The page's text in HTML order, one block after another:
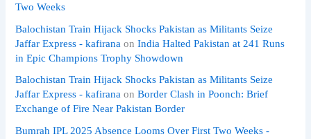
Two Weeks
Balochistan Train Hijack Shocks Pakistan as Militants Seize
Jaffar Express - kafirana onIndia Halted Pakistan at 241 Runs
in Epic Champions Trophy Showdown
Balochistan Train Hijack Shocks Pakistan as Militants Seize
Jaffar Express - kafirana onBorder Clash in Poonch: Brief
Exchange of Fire Near Pakistan Border
Bumrah IPL 2025 Absence Looms Over First Two Weeks -